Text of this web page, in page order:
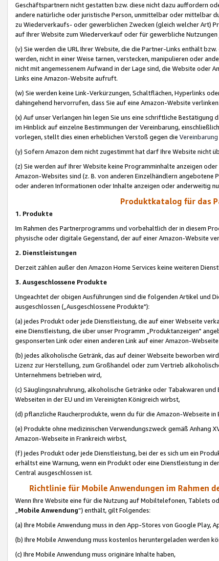
Geschäftspartnern nicht gestatten bzw. diese nicht dazu auffordern
andere natürliche oder juristische Person, unmittelbar oder mittelbar
zu Wiederverkaufs- oder gewerblichen Zwecken (gleich welcher Art)
auf Ihrer Website zum Wiederverkauf oder für gewerbliche
(v) Sie werden die URL Ihrer Website, die die Partner-Links enthält
werden, nicht in einer Weise tarnen, verstecken, manipulieren oder
nicht mit angemessenem Aufwand in der Lage sind, die Website oder
Links eine Amazon-Website aufruft.
(w) Sie werden keine Link-Verkürzungen, Schaltflächen, Hyperlinks
dahingehend hervorrufen, dass Sie auf eine Amazon-Website
(x) Auf unser Verlangen hin legen Sie uns eine schriftliche
im Hinblick auf einzelne Bestimmungen der Vereinbarung,
vorlegen, stellt dies einen erheblichen Verstoß gegen die Vereinbarung
(y) Sofern Amazon dem nicht zugestimmt hat darf Ihre Website nicht
(z) Sie werden auf Ihrer Website keine Programminhalte anzeigen
Amazon-Websites sind (z. B. von anderen Einzelhändlern
oder anderen Informationen oder Inhalte anzeigen oder anderweitig
Produktkatalog für das
1. Produkte
Im Rahmen des Partnerprogramms und vorbehaltlich der in diesem
physische oder digitale Gegenstand, der auf einer Amazon-Website
2. Dienstleistungen
Derzeit zählen außer den Amazon Home Services keine weiteren
3. Ausgeschlossene Produkte
Ungeachtet der obigen Ausführungen sind die folgenden Artikel und
ausgeschlossen („Ausgeschlossene Produkte"):
(a) jedes Produkt oder jede Dienstleistung, die auf einer Webseite
eine Dienstleistung, die über unser Programm „Produktanzeigen"
gesponserten Link oder einen anderen Link auf einer Amazon-
(b) jedes alkoholische Getränk, das auf deiner Webseite beworben
Lizenz zur Herstellung, zum Großhandel oder zum Vertrieb
Unternehmens betrieben wird,
(c) Säuglingsnahruhrung, alkoholische Getränke oder Tabakwaren
Webseiten in der EU und im Vereinigten Königreich wirbst,
(d) pflanzliche Raucherprodukte, wenn du für die Amazon-Webseite in
(e) Produkte ohne medizinischen Verwendungszweck gemäß Anhang
Amazon-Webseite in Frankreich wirbst,
(f) jedes Produkt oder jede Dienstleistung, bei der es sich um ein
erhältst eine Warnung, wenn ein Produkt oder eine Dienstleistung in
Central ausgeschlossen ist.
Richtlinie für Mobile Anwendungen im Rahmen
Wenn Ihre Website eine für die Nutzung auf Mobiltelefonen, Tablets
„Mobile Anwendung“) enthält, gilt Folgendes:
(a) Ihre Mobile Anwendung muss in den App-Stores von Google Play,
(b) Ihre Mobile Anwendung muss kostenlos heruntergeladen werden
(c) Ihre Mobile Anwendung muss originäre Inhalte haben,